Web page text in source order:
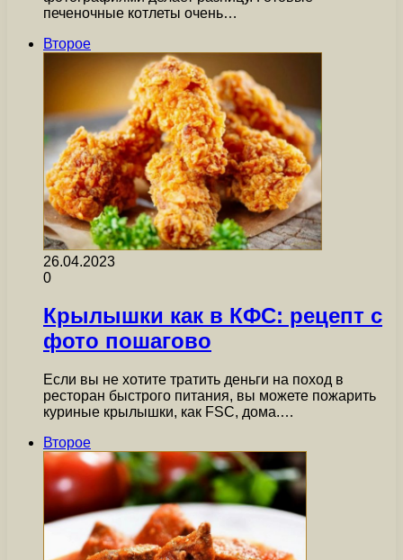
печеночные котлеты очень…
Второе
26.04.2023
0
Крылышки как в КФС: рецепт с
фото пошагово
Если вы не хотите тратить деньги на поход в
ресторан быстрого питания, вы можете пожарить
куриные крылышки, как FSC, дома.…
Второе